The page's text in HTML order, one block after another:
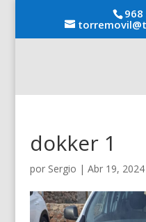
968
dokker 1
por Sergio | Abr 19, 2024